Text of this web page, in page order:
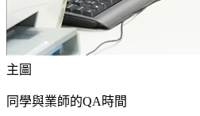
主圖
同學與業師的QA時間